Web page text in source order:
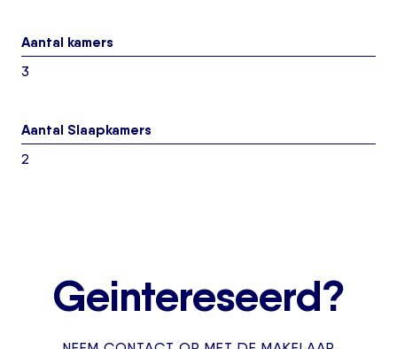
Aantal kamers
3
Aantal Slaapkamers
2
Geintereseerd?